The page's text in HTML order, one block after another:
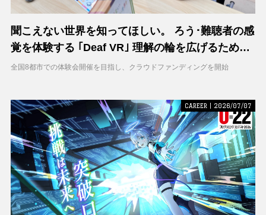
聞こえない世界を知ってほしい。 ろう･難聴者の感
覚を体験する ｢Deaf VR｣ 理解の輪を広げるため支
援募集を開始
全国8都市での体験会開催を目指し、クラウドファンディングを開始
CAREER | 2026/07/07